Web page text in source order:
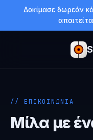
Δοκίμασε δωρεάν
// ΕΠΙΚΟΙΝΩΝΙΑ
Μίλα με